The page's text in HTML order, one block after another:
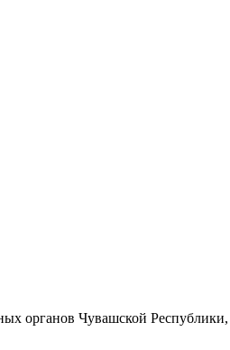
органов Чувашской